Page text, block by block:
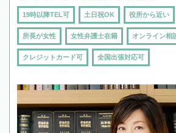
19時以降TEL可 土日祝OK 役所から近い
所長が女性 女性弁護士在籍 オンライン相
クレジットカード可 全国出張対応可